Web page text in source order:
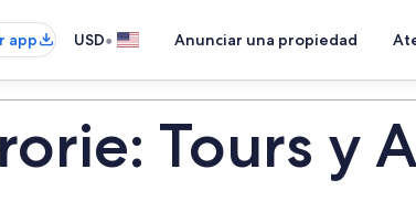
app USD• Anunciar una propiedad
Tours y